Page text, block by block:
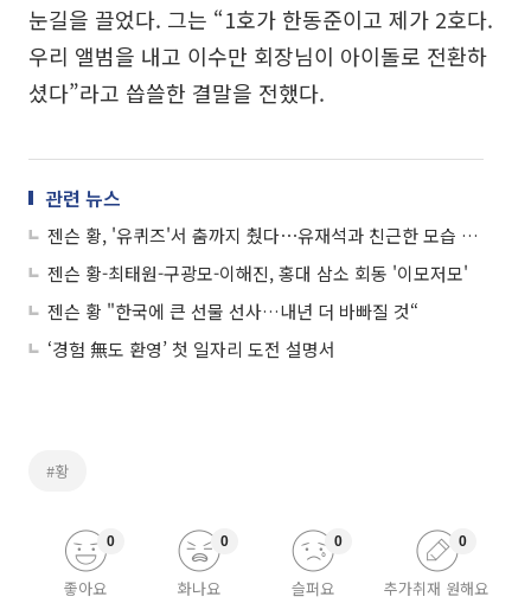
눈길을 끌었다. 그는 “1호가 한동준이고 제가 2호다.
우리 앨범을 내고 이수만 회장님이 아이돌로 전환하
셨다”라고 씁쓸한 결말을 전했다.
관련 뉴스
젠슨 황, '유퀴즈'서 춤까지 췄다⋯유재석과 친근한 모습 포착
젠슨 황-최태원-구광모-이해진, 홍대 삼소 회동 '이모저모'
젠슨 황 "한국에 큰 선물 선사…내년 더 바빠질 것“
‘경험 無도 환영’ 첫 일자리 도전 설명서
#황
좋아요
0
화나요
0
슬퍼요
0
추가취재 원해요
0